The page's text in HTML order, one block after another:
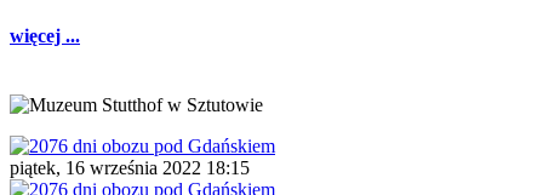
więcej ...
piątek, 16 września 2022 18:15